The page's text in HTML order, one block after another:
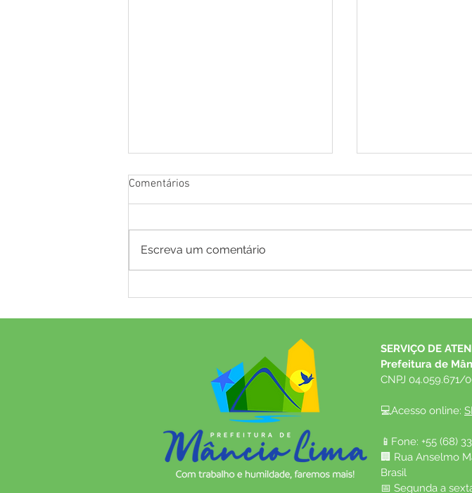
município avança de 4,8 para
mobiliza poder
futuro do
Comentários
Escreva um comentário
SERVIÇO DE
Prefeitura de
CNPJ 04.059.671/
💻Acesso online:
📱Fone: +55 (68)
🏢 Rua Anselmo
Brasil
📅 Segunda a